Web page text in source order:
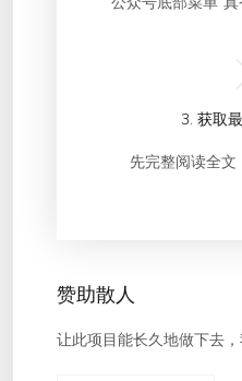
3. 获取
先完整阅读全
赞助散人
让此项目能长久地做下去